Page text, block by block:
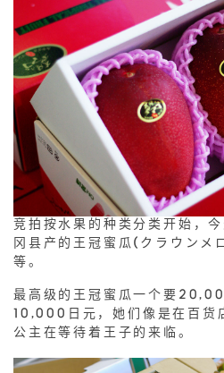
竞拍按水果的种类分类开始，
冈县产的王冠蜜瓜(クラウンメ
等。
最高级的王冠蜜瓜一个要
10,000日元，她们像是在百货
公主在等待着王子的来临。